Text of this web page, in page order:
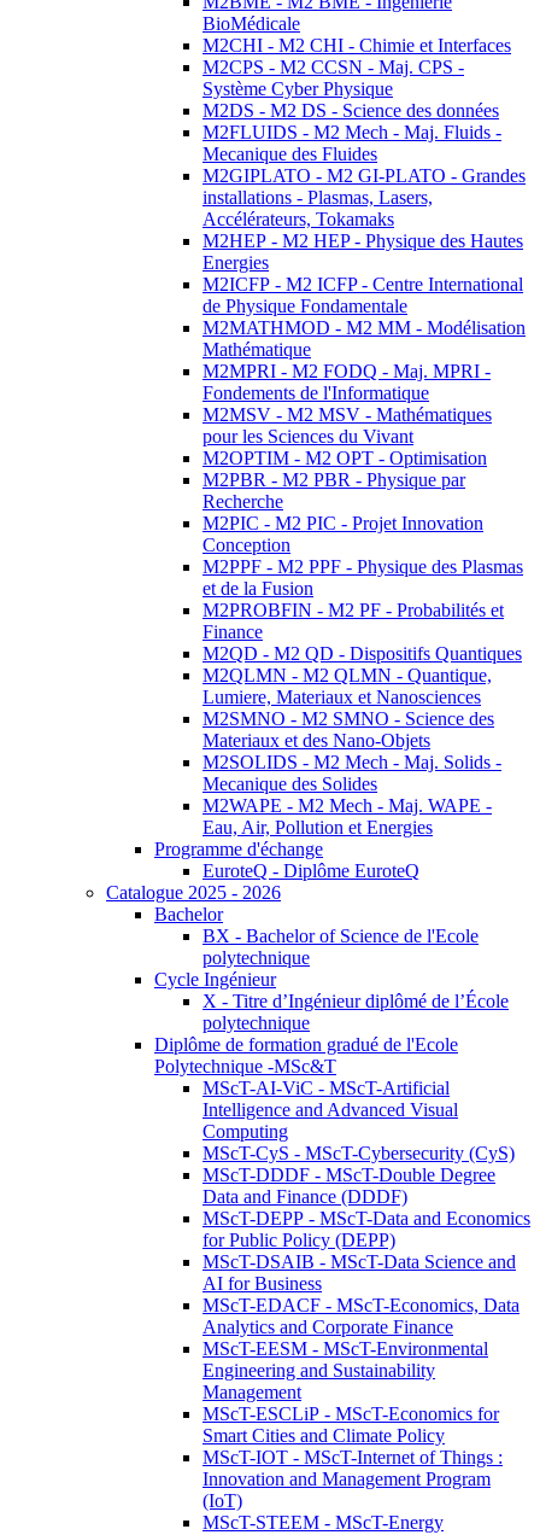
BioMédicale
M2CHI - M2 CHI - Chimie et Interfaces
M2CPS - M2 CCSN - Maj. CPS -
Système Cyber Physique
M2DS - M2 DS - Science des données
M2FLUIDS - M2 Mech - Maj. Fluids -
Mecanique des Fluides
M2GIPLATO - M2 GI-PLATO - Grandes
installations - Plasmas, Lasers,
Accélérateurs, Tokamaks
M2HEP - M2 HEP - Physique des Hautes
Energies
M2ICFP - M2 ICFP - Centre International
de Physique Fondamentale
M2MATHMOD - M2 MM - Modélisation
Mathématique
M2MPRI - M2 FODQ - Maj. MPRI -
Fondements de l'Informatique
M2MSV - M2 MSV - Mathématiques
pour les Sciences du Vivant
M2OPTIM - M2 OPT - Optimisation
M2PBR - M2 PBR - Physique par
Recherche
M2PIC - M2 PIC - Projet Innovation
Conception
M2PPF - M2 PPF - Physique des Plasmas
et de la Fusion
M2PROBFIN - M2 PF - Probabilités et
Finance
M2QD - M2 QD - Dispositifs Quantiques
M2QLMN - M2 QLMN - Quantique,
Lumiere, Materiaux et Nanosciences
M2SMNO - M2 SMNO - Science des
Materiaux et des Nano-Objets
M2SOLIDS - M2 Mech - Maj. Solids -
Mecanique des Solides
M2WAPE - M2 Mech - Maj. WAPE -
Eau, Air, Pollution et Energies
Programme d'échange
EuroteQ - Diplôme EuroteQ
Catalogue 2025 - 2026
Bachelor
BX - Bachelor of Science de l'Ecole
polytechnique
Cycle Ingénieur
X - Titre d’Ingénieur diplômé de l’École
polytechnique
Diplôme de formation gradué de l'Ecole
Polytechnique -MSc&T
MScT-AI-ViC - MScT-Artificial
Intelligence and Advanced Visual
Computing
MScT-CyS - MScT-Cybersecurity (CyS)
MScT-DDDF - MScT-Double Degree
Data and Finance (DDDF)
MScT-DEPP - MScT-Data and Economics
for Public Policy (DEPP)
MScT-DSAIB - MScT-Data Science and
AI for Business
MScT-EDACF - MScT-Economics, Data
Analytics and Corporate Finance
MScT-EESM - MScT-Environmental
Engineering and Sustainability
Management
MScT-ESCLiP - MScT-Economics for
Smart Cities and Climate Policy
MScT-IOT - MScT-Internet of Things :
Innovation and Management Program
(IoT)
MScT-STEEM - MScT-Energy